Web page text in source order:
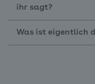
ihr sagt?
Was ist eigentlich